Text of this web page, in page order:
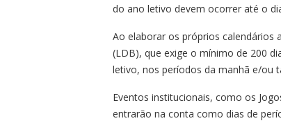
do ano letivo devem ocorrer até o
Ao elaborar os próprios calendários
(LDB), que exige o mínimo de 200
letivo, nos períodos da manhã e/ou
Eventos institucionais, como os
entrarão na conta como dias de